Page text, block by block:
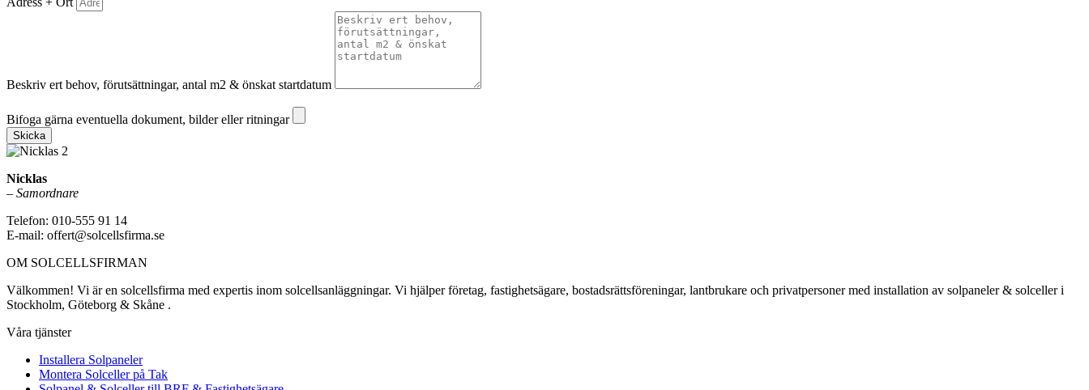
Beskriv ert behov, förutsättningar, antal m2 & önskat startdatum
Bifoga gärna eventuella dokument, bilder eller ritningar
Skicka
Nicklas
– Samordnare
Telefon: 010-555 91 14
E-mail: offert@solcellsfirma.se
OM SOLCELLSFIRMAN
Välkommen! Vi är en solcellsfirma med expertis inom solcellsanläggningar. Vi hjälper företag, fastighetsägare, bostadsrättsföreningar, lantbrukare och privatpersoner med installation av solpaneler & solceller i
Stockholm, Göteborg & Skåne .
Våra tjänster
Installera Solpaneler
Montera Solceller på Tak